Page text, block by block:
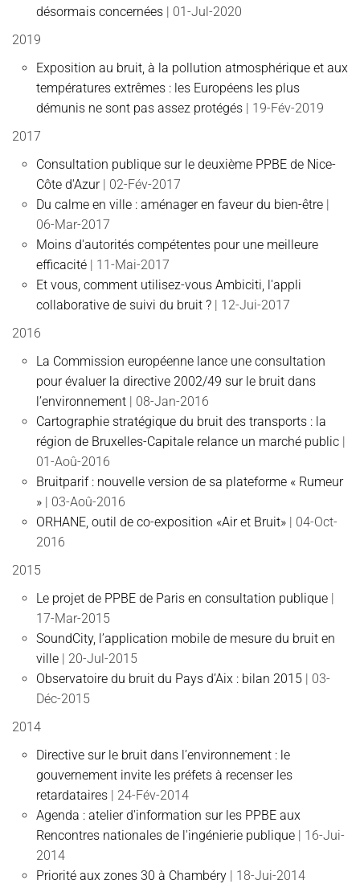
désormais concernées | 01-Jul-2020
2019
Exposition au bruit, à la pollution atmosphérique et aux
températures extrêmes : les Européens les plus
démunis ne sont pas assez protégés | 19-Fév-2019
2017
Consultation publique sur le deuxième PPBE de Nice-
Côte d'Azur | 02-Fév-2017
Du calme en ville : aménager en faveur du bien-être |
06-Mar-2017
Moins d'autorités compétentes pour une meilleure
efficacité | 11-Mai-2017
Et vous, comment utilisez-vous Ambiciti, l'appli
collaborative de suivi du bruit ? | 12-Jui-2017
2016
La Commission européenne lance une consultation
pour évaluer la directive 2002/49 sur le bruit dans
l’environnement | 08-Jan-2016
Cartographie stratégique du bruit des transports : la
région de Bruxelles-Capitale relance un marché public |
01-Aoû-2016
Bruitparif : nouvelle version de sa plateforme « Rumeur
» | 03-Aoû-2016
ORHANE, outil de co-exposition «Air et Bruit» | 04-Oct-
2016
2015
Le projet de PPBE de Paris en consultation publique |
17-Mar-2015
SoundCity, l’application mobile de mesure du bruit en
ville | 20-Jul-2015
Observatoire du bruit du Pays d’Aix : bilan 2015 | 03-
Déc-2015
2014
Directive sur le bruit dans l’environnement : le
gouvernement invite les préfets à recenser les
retardataires | 24-Fév-2014
Agenda : atelier d'information sur les PPBE aux
Rencontres nationales de l'ingénierie publique | 16-Jui-
2014
Priorité aux zones 30 à Chambéry | 18-Jui-2014